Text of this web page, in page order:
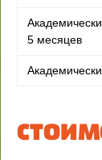
5 месяцев